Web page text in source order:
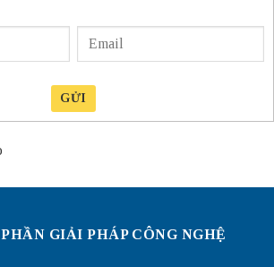
GỬI
GIẢI PHÁP CÔNG NGHỆ